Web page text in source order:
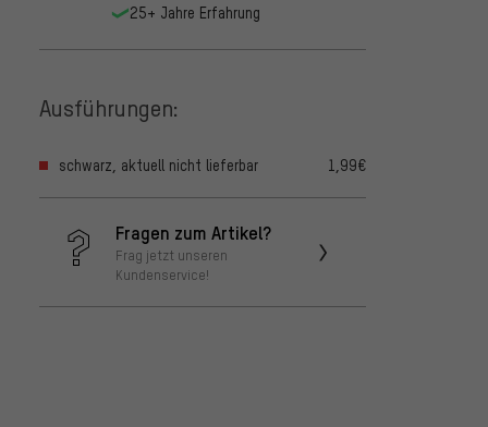
25+ Jahre Erfahrung
Ausführungen:
schwarz, aktuell nicht lieferbar 1,99€
Fragen zum Artikel?
Frag jetzt unseren
Kundenservice!